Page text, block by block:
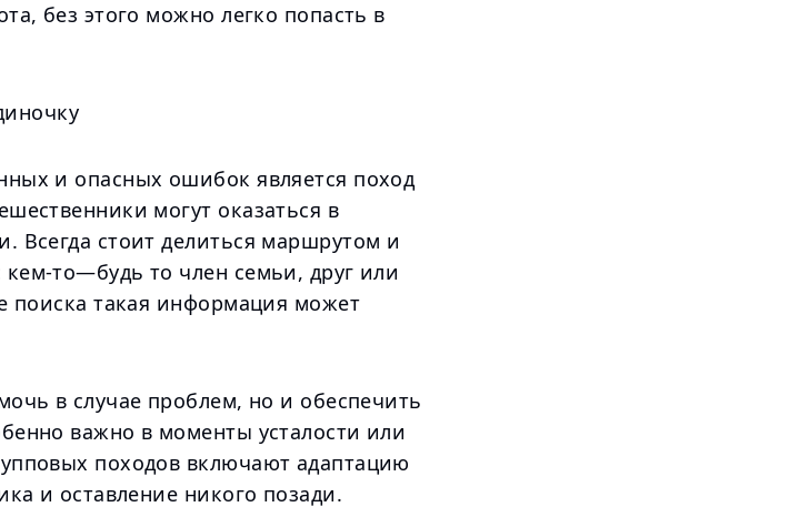
без этого можно легко попасть в
и опасных ошибок является поход
могут оказаться в
Всегда стоит делиться маршрутом и
то—будь то член семьи, друг или
поиска такая информация может
в случае проблем, но и обеспечить
важно в моменты усталости или
походов включают адаптацию
и оставление никого позади.